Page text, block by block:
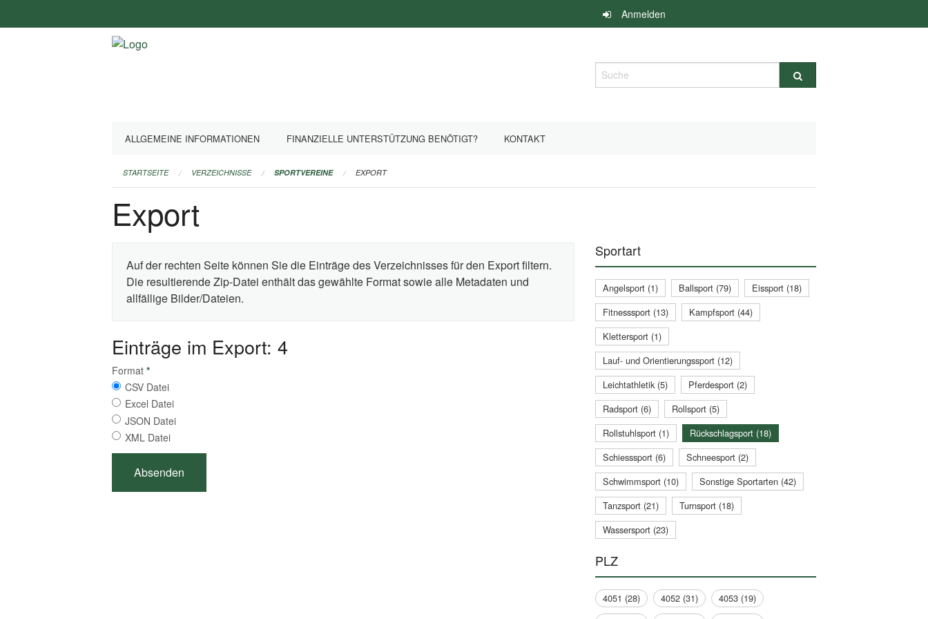
überspringen
Anmelden
Suche
ALLGEMEINE INFORMATIONEN FINANZIELLE UNTERSTÜTZUNG BENÖTIGT? KONTAKT
STARTSEITE VERZEICHNISSE SPORTVEREINE EXPORT
Export
Auf der rechten Seite können Sie die Einträge des Verzeichnisses für den Export filtern.
Die resultierende Zip-Datei enthält das gewählte Format sowie alle Metadaten und
allfällige Bilder/Dateien.
Einträge im Export: 4
Format *
CSV Datei
Excel Datei
JSON Datei
XML Datei
Sportart
Angelsport (1) Ballsport (79)
Eissport (18)
Fitnesssport (13)
Kampfsport (44)
Klettersport (1)
Lauf- und Orientierungssport (12)
Leichtathletik (5)
Pferdesport (2)
Radsport (6)
Rollsport (5)
Rollstuhlsport (1)
Rückschlagsport (18)
Schiesssport (6)
Schneesport (2)
Schwimmsport (10)
Sonstige Sportarten (42)
Tanzsport (21)
Turnsport (18)
Wassersport (23)
PLZ
4051 (28) 4052 (31)
4053 (19)